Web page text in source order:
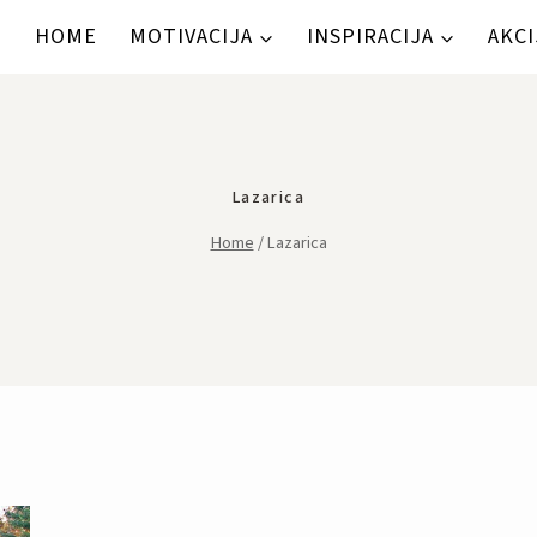
HOME MOTIVACIJA INSPIRACIJA
Lazarica
Home/Lazarica